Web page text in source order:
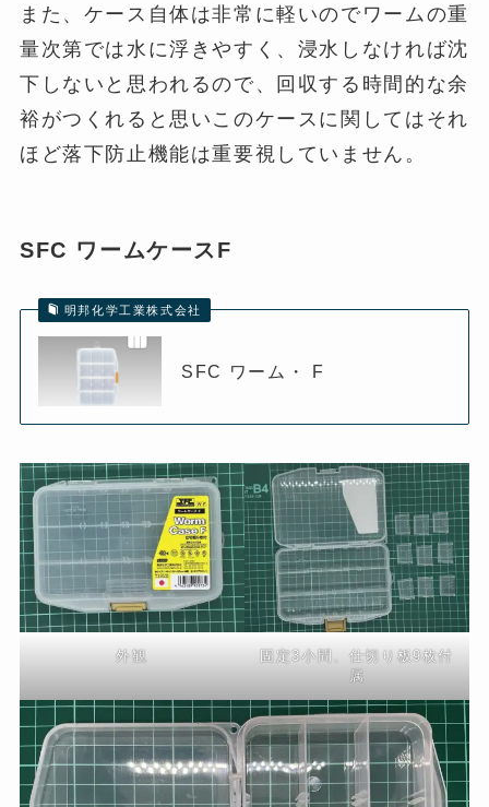
また、ケース自体は非常に軽いのでワームの重
量次第では水に浮きやすく、浸水しなければ沈
下しないと思われるので、回収する時間的な余
裕がつくれると思いこのケースに関してはそれ
ほど落下防止機能は重要視していません。
SFC ワームケースF
明邦化学工業株式会社
SFC ワーム・ F
外観
固定3小間、仕切り板9枚付
属